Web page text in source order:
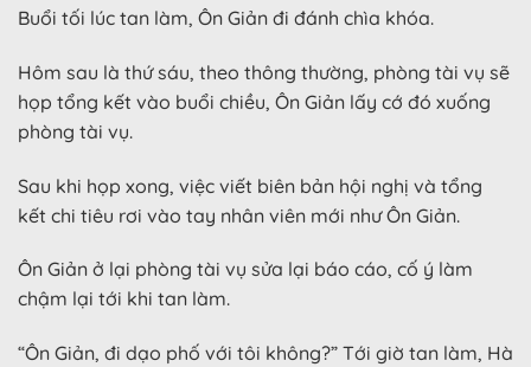
Buổi tối lúc tan làm, Ôn Giản đi đánh chìa khóa.
Hôm sau là thứ sáu, theo thông thường, phòng tài vụ sẽ
họp tổng kết vào buổi chiều, Ôn Giản lấy cớ đó xuống
phòng tài vụ.
Sau khi họp xong, việc viết biên bản hội nghị và tổng
kết chi tiêu rơi vào tay nhân viên mới như Ôn Giản.
Ôn Giản ở lại phòng tài vụ sửa lại báo cáo, cố ý làm
chậm lại tới khi tan làm.
“Ôn Giản, đi dạo phố với tôi không?” Tới giờ tan làm, Hà